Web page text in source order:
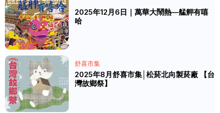
2025年12月6日｜萬華大鬧熱—艋舺有嘻
哈
舒喜市集
2025年8月舒喜市集│松菸北向製菸廠 【台
灣故鄉祭】